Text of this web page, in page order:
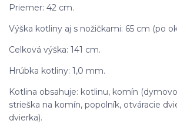
Priemer: 42 cm.
Výška kotliny aj s nožičkami: 65 cm (po
Celková výška: 141 cm.
Hrúbka kotliny: 1,0 mm.
Kotlina obsahuje: kotlinu, komín
strieška na komín, popolník, otváracie
dvierka).